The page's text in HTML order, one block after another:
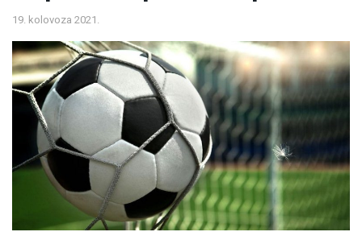
19. kolovoza 2021.